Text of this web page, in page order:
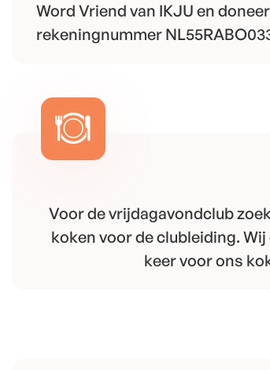
Word Vriend van IKJU en
rekeningnummer
Voor de vrijdagavondclub
koken voor de clubleiding. Wij
keer voor ons